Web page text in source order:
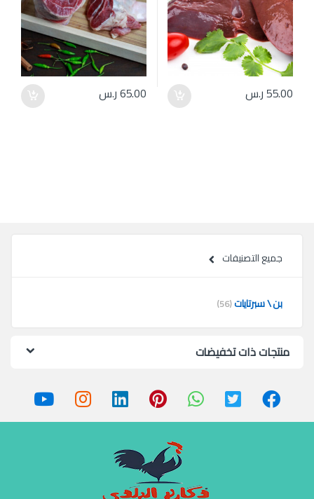
55.00ر.س 65.00ر.س
جميع التصنيفات
بن \ سبرتايات(56)
منتجات ذات تخفيضات